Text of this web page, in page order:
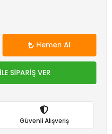
Hemen Al
SİPARİŞ VER
Güvenli Alışveriş